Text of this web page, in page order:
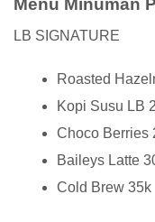
LB SIGNATURE
Roasted
Kopi Susu LB
Choco Berries
Baileys Latte
Cold Brew 35k